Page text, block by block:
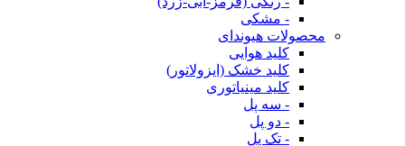
- مشکی
محصولات هیوندای
کلید هوایی
کلید خشک (ایزولاتور)
کلید مینیاتوری
- سه پل
- دو پل
- تک پل